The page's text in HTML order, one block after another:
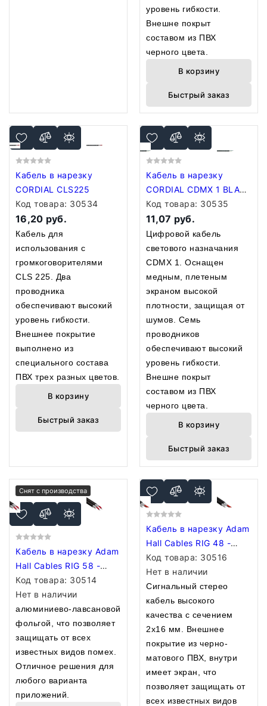
уровень гибкости.
Внешне покрыт
составом из ПВХ
черного цвета.
В корзину
Быстрый заказ
Кабель в нарезку
CORDIAL CLS225
Код товара: 30534
16,20 руб.
Кабель для
использования с
громкоговорителями
CLS 225. Два
проводника
обеспечивают высокий
уровень гибкости.
Внешнее покрытие
выполнено из
специального состава
ПВХ трех разных цветов.
В корзину
Быстрый заказ
Кабель в нарезку
CORDIAL CDMX 1 BLACK
100
Код товара: 30535
11,07 руб.
Цифровой кабель
светового назначания
CDMX 1. Оснащен
медным, плетеным
экраном высокой
плотности, защищая от
шумов. Семь
проводников
обеспечивают высокий
уровень гибкости.
Внешне покрыт
составом из ПВХ
черного цвета.
В корзину
Быстрый заказ
Снят с производства
Кабель в нарезку Adam
Hall Cables RIG 58 -
Twin Cable stereo 4 x
0.16 mm
Код товара: 30514
Нет в наличии
алюминиево-лавсановой
фольгой, что позволяет
защищать от всех
известных видов помех.
Отличное решения для
любого варианта
приложений.
Кабель в нарезку Adam
Hall Cables RIG 48 -
Twin Cable 2 x 0.16 mm
Код товара: 30516
Нет в наличии
Сигнальный стерео
кабель высокого
качества с сечением
2х16 мм. Внешнее
покрытие из черно-
матового ПВХ, внутри
имеет экран, что
позволяет защищать от
всех известных видов